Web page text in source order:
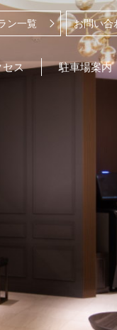
ン一覧 お問い合
セス 駐車場案内